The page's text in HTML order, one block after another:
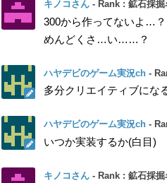
キノコさん - Rank : 鉱石採掘
300から作ってないよ…？
めんどくさ…い……？
ハヤデビのゲーム実況ch -
多分クリエイティブにな
ハヤデビのゲーム実況ch -
いつか実装するか(白目)
キノコさん - Rank : 鉱石採